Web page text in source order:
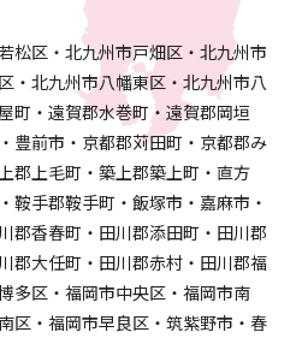
松区・北九州市戸畑区・北九州市
・北九州市八幡東区・北九州市八
町・遠賀郡水巻町・遠賀郡岡垣
豊前市・京都郡苅田町・京都郡み
郡上毛町・築上郡築上町・直方
鞍手郡鞍手町・飯塚市・嘉麻市・
郡香春町・田川郡添田町・田川郡
郡大任町・田川郡赤村・田川郡福
多区・福岡市中央区・福岡市南
区・福岡市早良区・筑紫野市・春